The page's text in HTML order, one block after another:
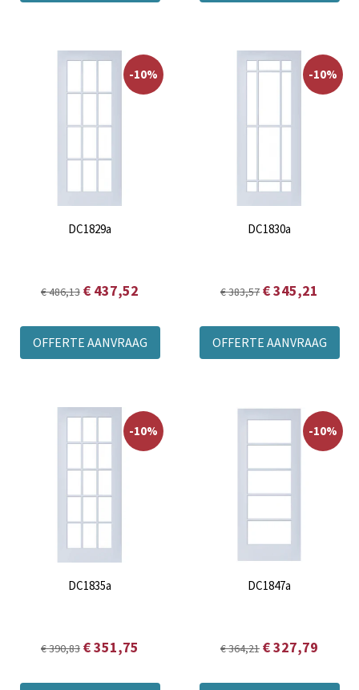
-10%
DC1829a
€ 486,13 € 437,52
OFFERTE AANVRAAG
-10%
DC1830a
€ 383,57 € 345,21
OFFERTE AANVRAAG
-10%
DC1835a
€ 390,83 € 351,75
-10%
DC1847a
€ 364,21 € 327,79